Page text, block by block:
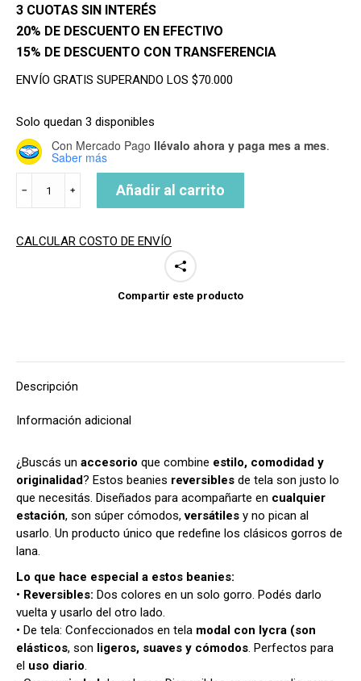
era:
$24,600.
es:
$22,000.
3 CUOTAS SIN INTERÉS
20% DE DESCUENTO EN EFECTIVO
15% DE DESCUENTO CON TRANSFERENCIA
ENVÍO GRATIS SUPERANDO LOS $70.000
Solo quedan 3 disponibles
Con Mercado Pago llévalo ahora y paga mes a mes.
Saber más
BEANIE
cantidad
﹣ ﹢ Añadir al carrito
CALCULAR COSTO DE ENVÍO
Compartir este producto
Descripción
Información adicional
¿Buscás un accesorio que combine estilo, comodidad y
originalidad? Estos beanies reversibles de tela son justo lo
que necesitás. Diseñados para acompañarte en cualquier
estación, son súper cómodos,versátiles y no pican al
usarlo. Un producto único que redefine los clásicos gorros de
lana.
Lo que hace especial a estos beanies:
• Reversibles: Dos colores en un solo gorro. Podés darlo
vuelta y usarlo del otro lado.
• De tela: Confeccionados en tela modal con lycra (son
elásticos, son ligeros, suaves y cómodos. Perfectos para
el uso diario.